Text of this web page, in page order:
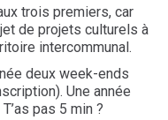
trois premiers, car
de projets culturels à
intercommunal.
deux week-ends
Une année
pas 5 min ?